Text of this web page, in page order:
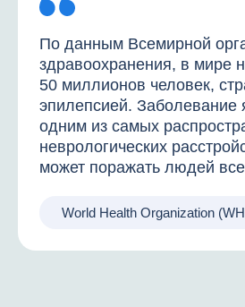
По данным Всемирной
здравоохранения, в мире
50 миллионов человек,
эпилепсией. Заболевание
одним из самых
неврологических
может поражать людей
World Health Organization